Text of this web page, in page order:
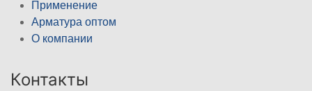
Применение
Арматура оптом
О компании
Контакты